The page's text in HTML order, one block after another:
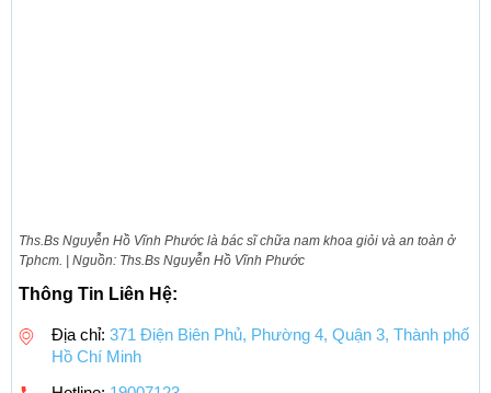
Ths.Bs Nguyễn Hồ Vĩnh Phước là bác sĩ chữa nam khoa giỏi và an toàn ở
Tphcm. | Nguồn: Ths.Bs Nguyễn Hồ Vĩnh Phước
Thông Tin Liên Hệ:
Địa chỉ: 371 Điện Biên Phủ, Phường 4, Quận 3, Thành phố
Hồ Chí Minh